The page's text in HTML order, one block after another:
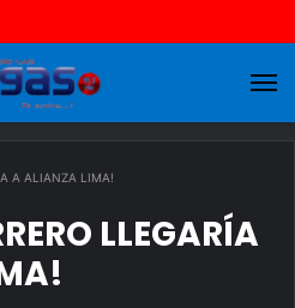
A ALIANZA LIMA!
LLEGARÍA